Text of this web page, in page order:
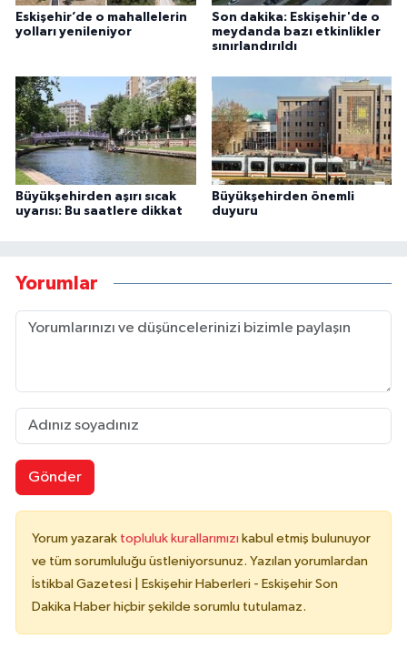
Eskişehir’de o mahallelerin
yolları yenileniyor
Son dakika: Eskişehir'de o
meydanda bazı etkinlikler
sınırlandırıldı
Büyükşehirden aşırı sıcak
uyarısı: Bu saatlere dikkat
Büyükşehirden önemli
duyuru
Yorumlar
Gönder
Yorum yazarak topluluk kurallarımızı kabul etmiş bulunuyor
ve tüm sorumluluğu üstleniyorsunuz. Yazılan yorumlardan
İstikbal Gazetesi | Eskişehir Haberleri - Eskişehir Son
Dakika Haber hiçbir şekilde sorumlu tutulamaz.